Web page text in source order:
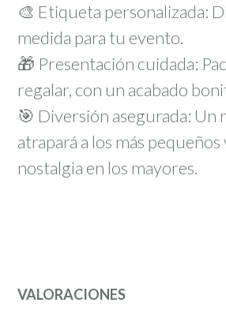
🎨 Etiqueta personalizada:
medida para tu evento.
🎁 Presentación cuidada:
regalar, con un acabado
🎯 Diversión asegurada: Un
atrapará a los más
nostalgia en los mayores.
VALORACIONES